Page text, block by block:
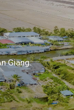
Giang.